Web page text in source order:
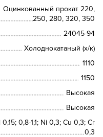
Оцинкованный прокат 220,
250, 280, 320, 350
24045-94
Холоднокатаный (х/к)
1110
1150
Высокая
Высокая
0,15; 0,8-1,1; Ni 0,3; Сu 0,3; Cr
0,3